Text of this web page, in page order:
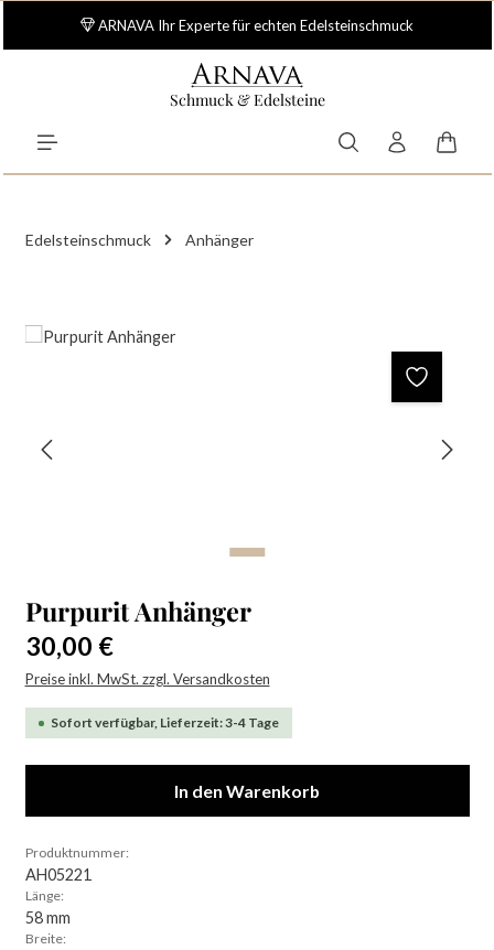
Zum Hauptinhalt springen
ARNAVA Ihr Experte für echten Edelsteinschmuck
Schmuck & Edelsteine
Edelsteinschmuck Anhänger
Bildergalerie überspringen
Purpurit Anhänger
Regulärer Preis:
30,00 €
Preise inkl. MwSt. zzgl. Versandkosten
Sofort verfügbar, Lieferzeit: 3-4 Tage
In den Warenkorb
Produktnummer:
AH05221
Länge:
58 mm
Breite: